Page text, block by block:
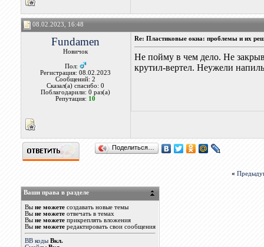
08.02.2023, 16:48
Fundamen
Новичок
Пол:
Регистрация: 08.02.2023
Сообщений: 2
Сказал(а) спасибо: 0
Поблагодарили: 0 раз(а)
Репутация: 10
Re: Пластиковые окна: проблемы и их
Не пойму в чем дело. Не
крутил-вертел. Неужели
Поделиться…
«
Ваши права в разделе
Вы не можетесоздавать новые темы
Вы не можетеотвечать в темах
Вы не можетеприкреплять вложения
Вы не можетередактировать свои сообщения
BB коды Вкл.